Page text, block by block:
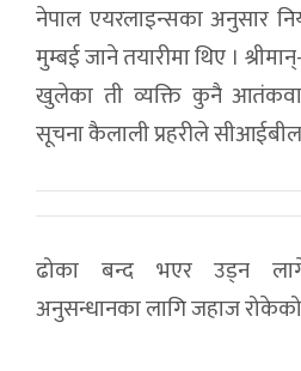
नेपाल एयरलाइन्सका अनुसार
मुम्बई जाने तयारीमा थिए ।
खुलेका ती व्यक्ति कुनै
सूचना कैलाली प्रहरीले
ढोका बन्द भएर उड्न
अनुसन्धानका लागि जहाज रोकेको